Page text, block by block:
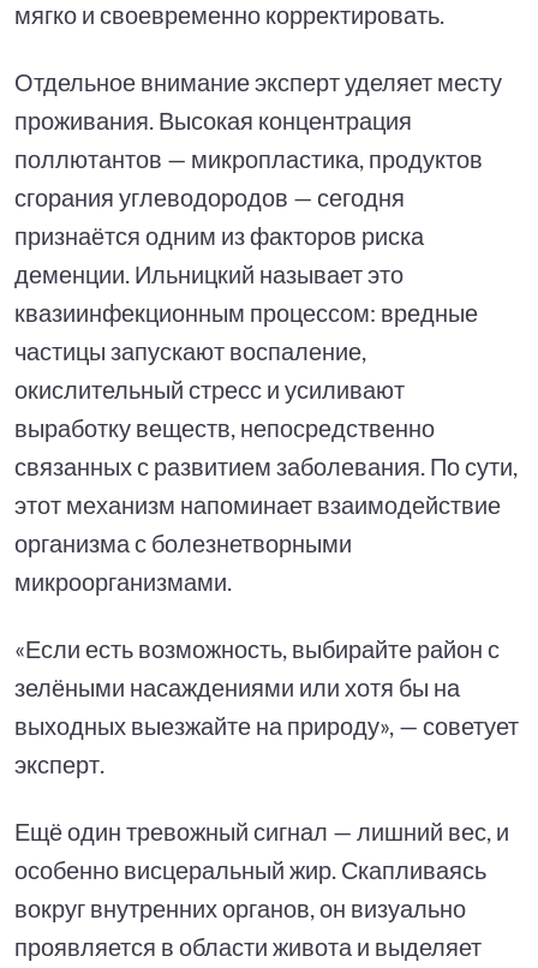
мягко и своевременно корректировать.
Отдельное внимание эксперт уделяет месту
проживания. Высокая концентрация
поллютантов — микропластика, продуктов
сгорания углеводородов — сегодня
признаётся одним из факторов риска
деменции. Ильницкий называет это
квазиинфекционным процессом: вредные
частицы запускают воспаление,
окислительный стресс и усиливают
выработку веществ, непосредственно
связанных с развитием заболевания. По сути,
этот механизм напоминает взаимодействие
организма с болезнетворными
микроорганизмами.
«Если есть возможность, выбирайте район с
зелёными насаждениями или хотя бы на
выходных выезжайте на природу», — советует
эксперт.
Ещё один тревожный сигнал — лишний вес, и
особенно висцеральный жир. Скапливаясь
вокруг внутренних органов, он визуально
проявляется в области живота и выделяет